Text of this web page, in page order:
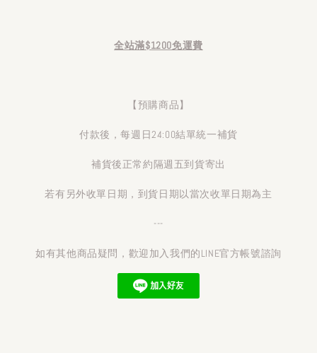
全站滿$1200免運費
【預購商品】
付款後，每週日24:00結單統一補貨
補貨後正常約隔週五到貨寄出
若有另外收單日期，到貨日期以當次收單日期為主
---
如有其他商品疑問，歡迎加入我們的LINE官方帳號諮詢